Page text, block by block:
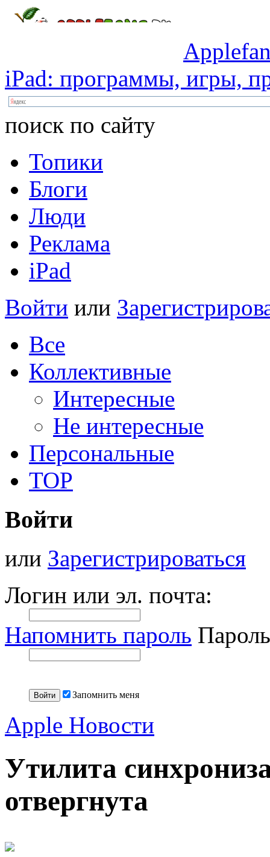
iPad: программы, игры,
поиск по сайту
Топики
Блоги
Люди
Реклама
iPad
Войти или
Все
Коллективные
Интересные
Не интересные
Персональные
TOP
Войти
или Зарегистрироваться
Логин или эл. почта:
Напомнить пароль
Запомнить меня
Apple Новости
Утилита
отвергнута